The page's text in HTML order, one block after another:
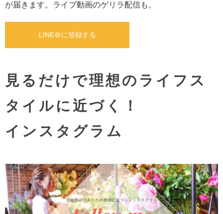
が届きます。ライブ動画のゲリラ配信も。
LINE＠に登録する
見るだけで理想のライフス
タイルに近づく！
インスタグラム